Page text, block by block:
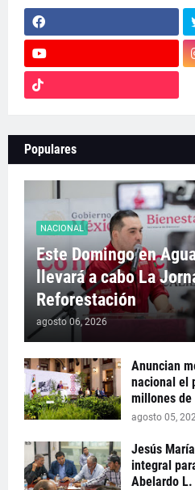
Populares
NACIONAL
Este Domingo en
llevará a cabo La
Reforestación
agosto 06, 2026
Anuncian
nacional el
millones
agosto 05,
Jesús
integral
Abelardo